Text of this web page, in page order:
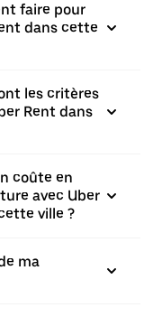
faire pour
dans cette
les critères
Rent dans
coûte en
avec Uber
ville ?
ma